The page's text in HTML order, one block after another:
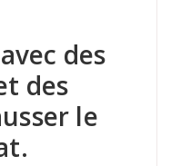
des
des
le